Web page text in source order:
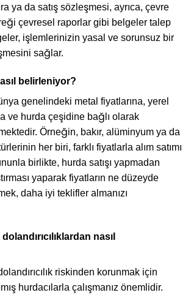
ya da satış sözleşmesi, ayrıca, çevre
çevresel raporlar gibi belgeler talep
işlemlerinizin yasal ve sorunsuz bir
sağlar.
belirleniyor?
genelindeki metal fiyatlarına, yerel
ve hurda çeşidine bağlı olarak
Örneğin, bakır, alüminyum ya da
her biri, farklı fiyatlarla alım satımı
birlikte, hurda satışı yapmadan
yaparak fiyatların ne düzeyde
daha iyi teklifler almanızı
nasıl
riskinden korunmak için
hurdacılarla çalışmanız önemlidir.